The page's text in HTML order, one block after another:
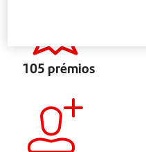
105 prémios